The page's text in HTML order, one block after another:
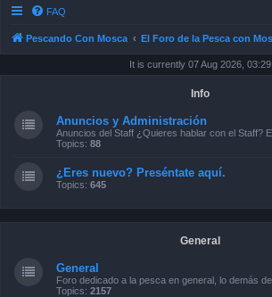
FAQ
Pescando Con Mosca El Foro de la Pesca con
It is currently 07 Aug 2026, 03:29
Info
Anuncios y Administración
Anuncios del Staff ¿Quieres hablar con el Staff?
Topics: 88
¿Eres nuevo? Preséntate aquí.
Topics: 645
General
General
Foro dedicado a la pesca en general, lo demás
Topics: 2157